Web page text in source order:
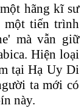
hãng kĩ sư
một tiến trình
mà vẫn giữ
Hiện loại
tại Hạ Uy Di
ta mới có
này.